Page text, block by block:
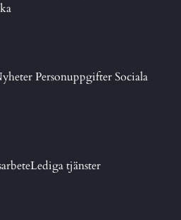
PersonuppgifterSociala
Lediga tjänster